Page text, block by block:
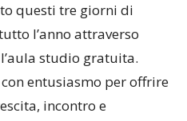
questi tre giorni di
l’anno attraverso
studio gratuita.
entusiasmo per offrire
incontro e